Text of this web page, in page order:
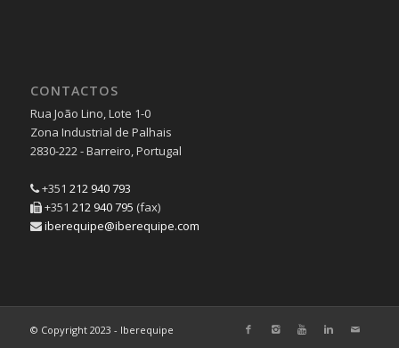
CONTACTOS
Rua João Lino, Lote 1-0
Zona Industrial de Palhais
2830-222 - Barreiro, Portugal
+351 212 940 793
+351 212 940 795 (fax)
iberequipe@iberequipe.com
© Copyright 2023 - Iberequipe